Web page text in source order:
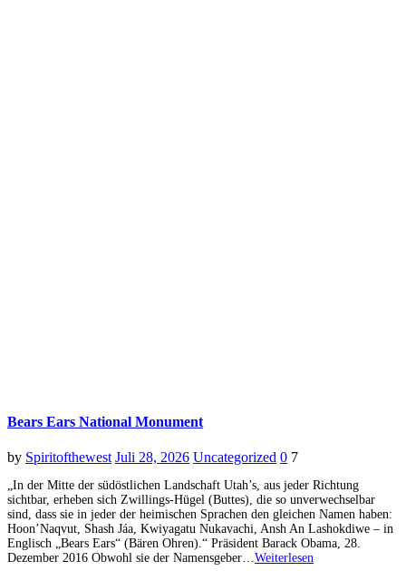
Bears Ears National Monument
by Spiritofthewest Juli 28, 2026 Uncategorized 0 7
„In der Mitte der südöstlichen Landschaft Utah’s, aus jeder Richtung
sichtbar, erheben sich Zwillings-Hügel (Buttes), die so unverwechselbar
sind, dass sie in jeder der heimischen Sprachen den gleichen Namen haben:
Hoon’Naqvut, Shash Jáa, Kwiyagatu Nukavachi, Ansh An Lashokdiwe – in
Englisch „Bears Ears“ (Bären Ohren).“ Präsident Barack Obama, 28.
Dezember 2016 Obwohl sie der Namensgeber…Weiterlesen